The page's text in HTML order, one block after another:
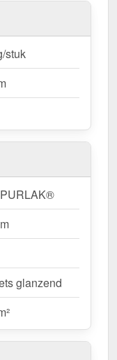
aan uw dak
materiaal
0,50 mm
weersinvloeden
en vuil.
voor
installeren
tijd en
stuk
glanzend